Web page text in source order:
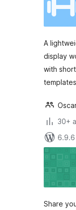
A
display
with
30+
6.9.6
Share